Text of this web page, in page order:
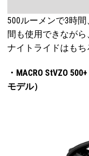
500ルーメンで3時
間も使用できながら
ナイトライドはもち
・MACRO StVZO
モデル）